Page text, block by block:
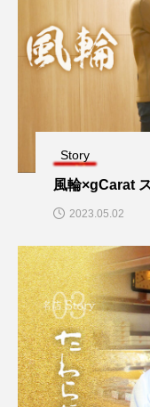
Story
風輪×gCarat
2023.05.02